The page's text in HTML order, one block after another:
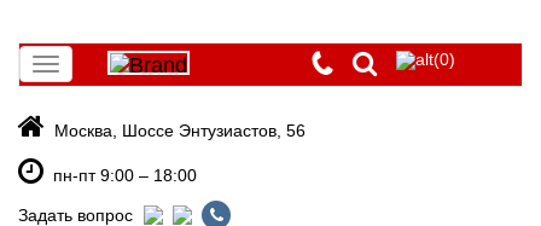
Toggle
navigation
(0)
Москва, Шоссе Энтузиастов, 56
пн-пт 9:00 – 18:00
Задать вопрос